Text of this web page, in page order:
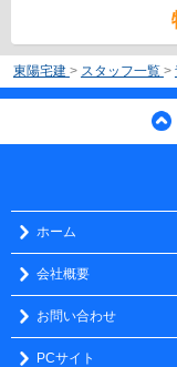
東陽宅建 > スタッフ一覧 >
ホーム
会社概要
お問い合わせ
PCサイト